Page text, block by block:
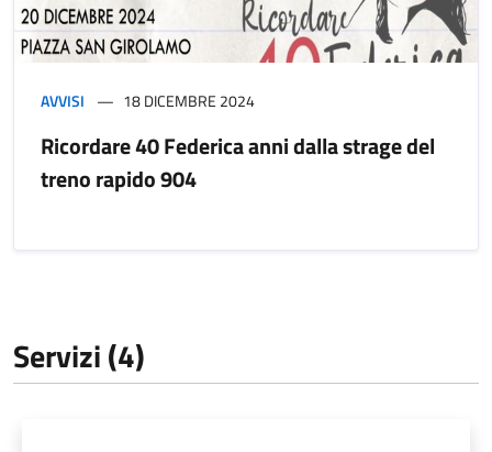
AVVISI 18 DICEMBRE 2024
Ricordare 40 Federica anni dalla strage del
treno rapido 904
Servizi (4)